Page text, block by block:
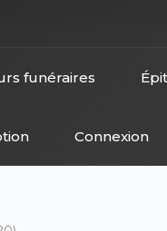
funéraires
Connexion